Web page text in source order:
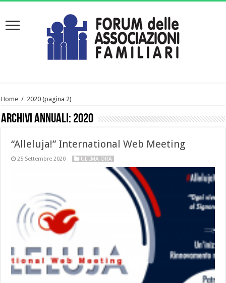
Home / 2020 (pagina 2)
Archivi annuali: 2020
“Alleluja!” International Web Meeting
25 Settembre 2020 ULTIMA ORA